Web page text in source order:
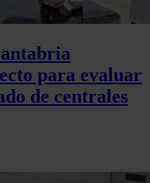
para evaluar
de centrales